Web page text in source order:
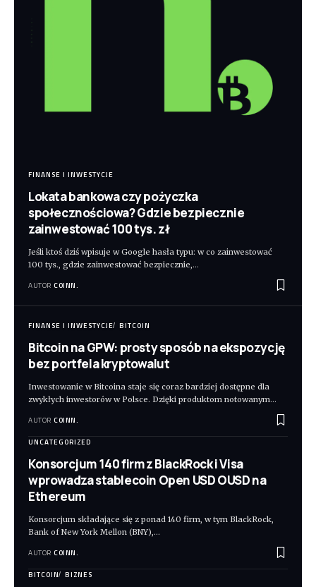
FINANSE I INWESTYCJE
Lokata bankowa czy pożyczka
społecznościowa? Gdzie bezpiecznie
zainwestować 100 tys. zł
Jeśli ktoś dziś wpisuje w Google hasła typu: w co zainwestować
100 tys., gdzie zainwestować bezpiecznie, …
AUTOR COINN.
FINANSE I INWESTYCJE BITCOIN
Bitcoin na GPW: prosty sposób na ekspozycję
bez portfela kryptowalut
Inwestowanie w Bitcoina staje się coraz bardziej dostępne dla
zwykłych inwestorów w Polsce. Dzięki produktom notowanym…
AUTOR COINN.
UNCATEGORIZED
Konsorcjum 140 firm z BlackRock i Visa
wprowadza stablecoin Open USD OUSD na
Ethereum
Konsorcjum składające się z ponad 140 firm, w tym BlackRock,
Bank of New York Mellon (BNY), …
AUTOR COINN.
BITCOIN BIZNES